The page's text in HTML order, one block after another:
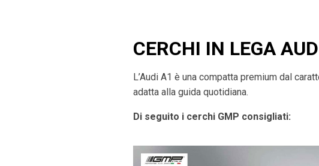
CERCHI IN LEGA
L’Audi A1 è una compatta premium dal
adatta alla guida quotidiana.
Di seguito i cerchi GMP consigliati: